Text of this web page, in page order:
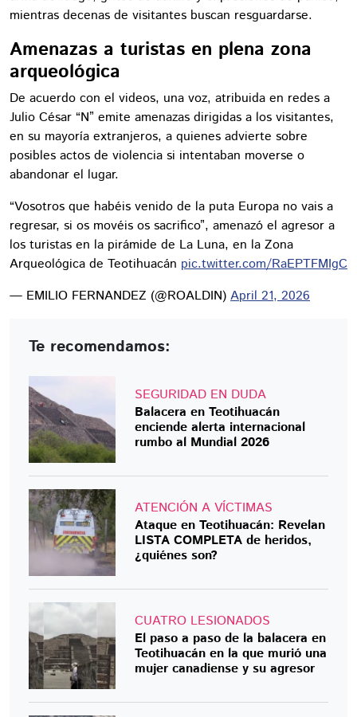
mientras decenas de visitantes buscan resguardarse.
Amenazas a turistas en plena zona
arqueológica
De acuerdo con el videos, una voz, atribuida en redes a
Julio César “N” emite amenazas dirigidas a los visitantes,
en su mayoría extranjeros, a quienes advierte sobre
posibles actos de violencia si intentaban moverse o
abandonar el lugar.
“Vosotros que habéis venido de la puta Europa no vais a
regresar, si os movéis os sacrifico”, amenazó el agresor a
los turistas en la pirámide de La Luna, en la Zona
Arqueológica de Teotihuacán pic.twitter.com/RaEPTFMIgC
— EMILIO FERNANDEZ (@ROALDIN) April 21, 2026
Te recomendamos:
SEGURIDAD EN DUDA
Balacera en Teotihuacán
enciende alerta internacional
rumbo al Mundial 2026
ATENCIÓN A VÍCTIMAS
Ataque en Teotihuacán: Revelan
LISTA COMPLETA de heridos,
¿quiénes son?
CUATRO LESIONADOS
El paso a paso de la balacera en
Teotihuacán en la que murió una
mujer canadiense y su agresor